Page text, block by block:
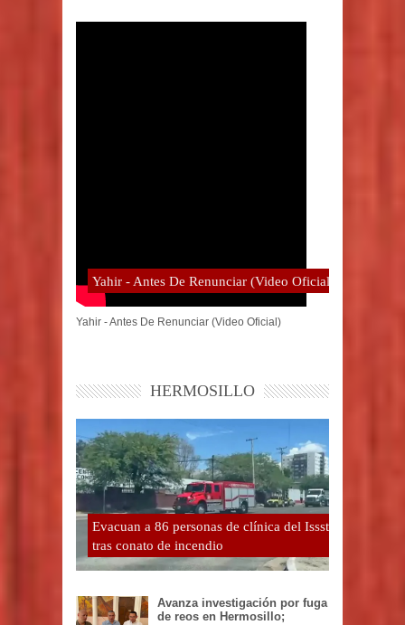
Yahir - Antes De Renunciar (Video Oficial)
Yahir - Antes De Renunciar (Video Oficial)
HERMOSILLO
Evacuan a 86 personas de clínica del Issste
tras conato de incendio
Avanza investigación por fuga
de reos en Hermosillo;